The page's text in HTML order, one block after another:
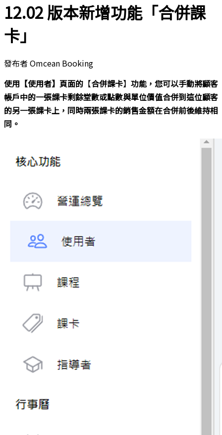
12.02 版本新增功能「合併課
卡」
發布者Omcean Booking
使用【使用者】頁面的 【合併課卡】 功能，您可以手動將顧客
帳戶中的一張課卡剩餘堂數或點數與單位價值合併到這位顧客
的另一張課卡上，同時兩張課卡的銷售金額在合併前後維持相
同。